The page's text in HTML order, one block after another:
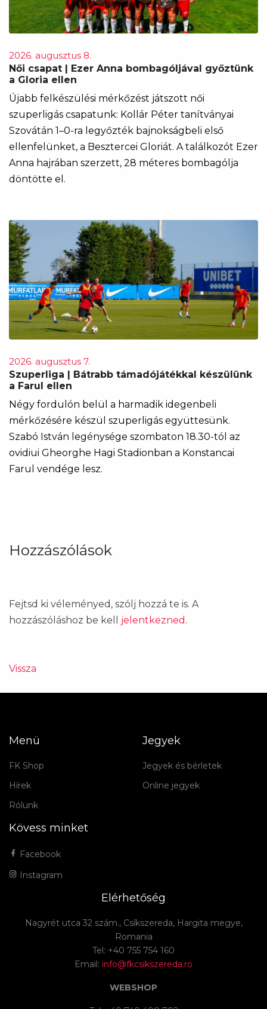
2026. augusztus 8.
Női csapat | Ezer Anna bombagóljával győztünk
a Gloria ellen
Újabb felkészülési mérkőzést játszott női
szuperligás csapatunk: Kollár Péter tanítványai
Szovátán 1–0-ra legyőzték bajnokságbeli első
ellenfelünket, a Besztercei Gloriát. A találkozót Ezer
Anna hajrában szerzett, 28 méteres bombagólja
döntötte el.
2026. augusztus 7.
Szuperliga | Bátrabb támadójátékkal készülünk
a Farul ellen
Négy fordulón belül a harmadik idegenbeli
mérkőzésére készül szuperligás együttesünk.
Szabó István legénysége szombaton 18.30-tól az
ovidiui Gheorghe Hagi Stadionban a Konstancai
Farul vendége lesz.
Hozzászólások
Fejtsd ki véleményed, szólj hozzá te is. A
hozzászóláshoz be kell jelentkezned .
Vissza
Menü
FK Shop
Hírek
Rólunk
Jegyek
Jegyek és bérletek
Online jegyek
Kövess minket
Facebook
Instagram
Elérhetőség
Nagyrét utca 32 szám., Csíkszereda, Hargita megye,
Romania
Tel: +40 755 754 160
Email: info@fkcsikszereda.ro
WEBSHOP